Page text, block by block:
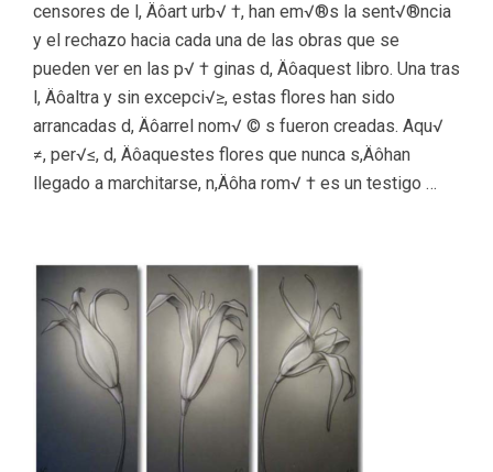
censores de l, Äôart urb√ †, han em√®s la sent√®ncia
y el rechazo hacia cada una de las obras que se
pueden ver en las p√ † ginas d, Äôaquest libro. Una tras
l, Äôaltra y sin excepci√≥, estas flores han sido
arrancadas d, Äôarrel nom√ © s fueron creadas. Aqu√
≠, per√≤, d, Äôaquestes flores que nunca s,Äôhan
llegado a marchitarse, n,Äôha rom√ † es un testigo …